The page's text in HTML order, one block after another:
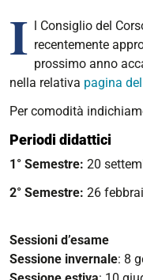
I l Consiglio del
recentemente
prossimo anno
nella relativa pagina
Per comodità
Periodi didattici
1° Semestre: 20
2° Semestre: 26
Sessioni d’esame
Sessione invernale: 8